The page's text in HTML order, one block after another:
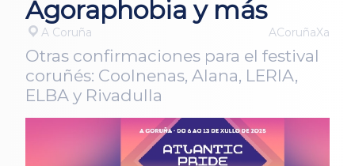
Agoraphobia y más
A Coruña ACoruñaXa
Otras confirmaciones para el festival
coruñés: Coolnenas, Alana, LERIA,
ELBA y Rivadulla